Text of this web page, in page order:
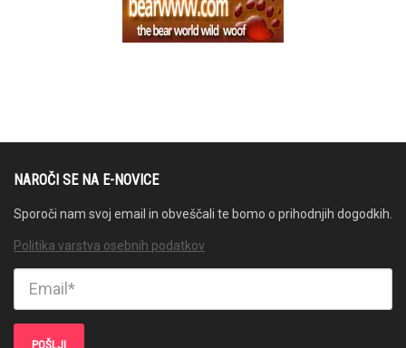
NAROČI SE NA E-NOVICE
Sporoči nam svoj email in obveščali te bomo o prihodnjih dogodkih.
Politika varstva osebnih podatkov